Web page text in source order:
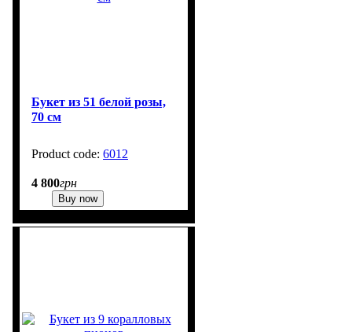
Букет из 51 белой розы,
70 см
6012
4 800грн
Buy now